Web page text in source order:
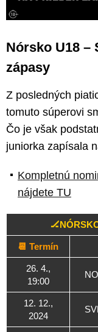
Nórsko U18 –
zápasy
Z posledných
tomuto súperovi
Čo je však
juniorka zapísala
Kompletnú
nájdete TU
📆 Termín
26. 4.,
19:00
12. 12.,
2024